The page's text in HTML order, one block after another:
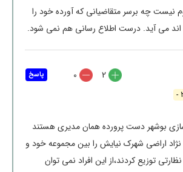
نیست چه برسر متقاضیانی که آورده خود را
اند می آید. درست اطلاع رسانی هم نمی شود.
2
0
بوشهر دست پرورده همان مدیری هستند
اراضی شهرک نیایش را بین مجموعه خود و
توزیع کردند،از این افراد نمی توان
پاسخ